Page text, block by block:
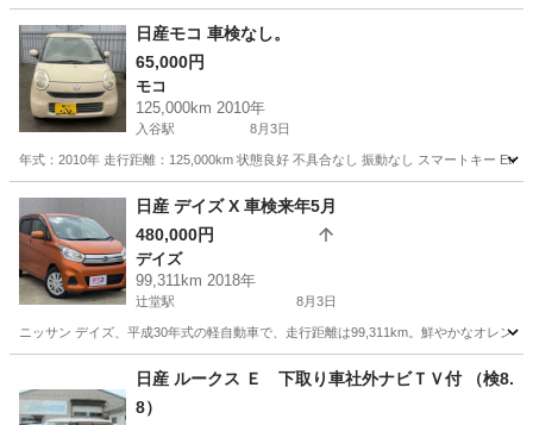
神奈川 海老名市 厚木駅 エルグランド
日産モコ 車検なし。
65,000円
モコ
125,000km 2010年
入谷駅 8月3日
年式：2010年 走行距離：125,000km 状態良好 不具合なし 振動なし スマートキー
神奈川 厚木市 入谷駅 モコ
日産 デイズ X 車検来年5月
480,000円
デイズ
99,311km 2018年
辻堂駅 8月3日
ニッサン デイズ、平成30年式の軽自動車で、走行距離は99,311km。鮮やかなオレン
辻堂駅 デイズ 走行距離
日産 ルークス Ｅ 下取り車社外ナビＴＶ付 （検8.
8）